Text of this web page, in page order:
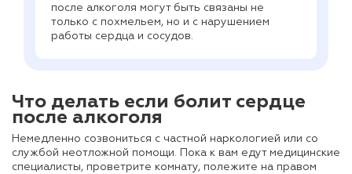
после алкоголя могут быть связаны не
только с похмельем, но и с нарушением
работы сердца и сосудов.
Что делать если болит сердце
после алкоголя
Немедленно созвониться с частной наркологией или со
службой неотложной помощи. Пока к вам едут медицинские
специалисты, проветрите комнату, полежите на правом